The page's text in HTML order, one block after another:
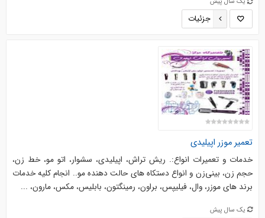
جزئیات
تعمیر موزر اپیلیدی
خدمات و تعمیرات انواع:. ریش تراش، اپیلیدی، سشوار، اتو مو، خط زن،
حجم زن، بینی‌زن و انواع دستکاه های حالت دهنده مو.. انجام کلیه خدمات
برند های موزر، وال، فیلیپس، براون، رمینگتون، بابلیس، مکس، مارون، ...
یک سال پیش